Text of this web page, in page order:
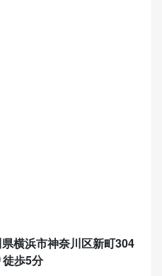
横浜市神奈川区新町304
歩5分